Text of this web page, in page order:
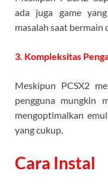
ada juga game
masalah saat bermain
3. Kompleksitas
Meskipun PCSX2
pengguna mungkin
mengoptimalkan
yang cukup.
Cara Instal